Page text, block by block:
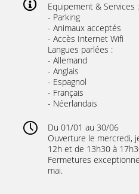
Equipement & Services :
- Parking
- Animaux acceptés
- Accès Internet Wifi
Langues parlées :
- Allemand
- Anglais
- Espagnol
- Français
- Néerlandais
Du 01/01 au 30/06
Ouverture le mercredi,
12h et de 13h30 à
Fermetures
mai.